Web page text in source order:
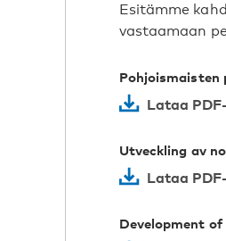
Esitämme
vastaamaan
Pohjoismaisten
Lataa
Utveckling av
Lataa
Development